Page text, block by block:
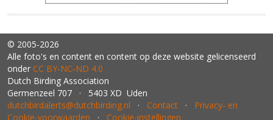
© 2005-2026
Alle foto's en content en content op deze website gelicenseerd
onder CC BY‑NC‑ND 4.0
Dutch Birding Association
Germenzeel 707 · 5403 XD Uden
dutchbirdalerts@dutchbirding.nl · Contact · Privacy- en
Cookie-voorwaarden · Cookie-instellingen